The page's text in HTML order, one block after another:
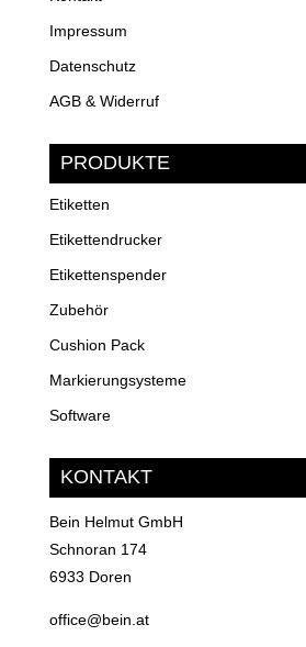
Impressum
Datenschutz
AGB & Widerruf
PRODUKTE
Etiketten
Etikettendrucker
Etikettenspender
Zubehör
Cushion Pack
Markierungsysteme
Software
KONTAKT
Bein Helmut GmbH
Schnoran 174
6933 Doren
office@bein.at